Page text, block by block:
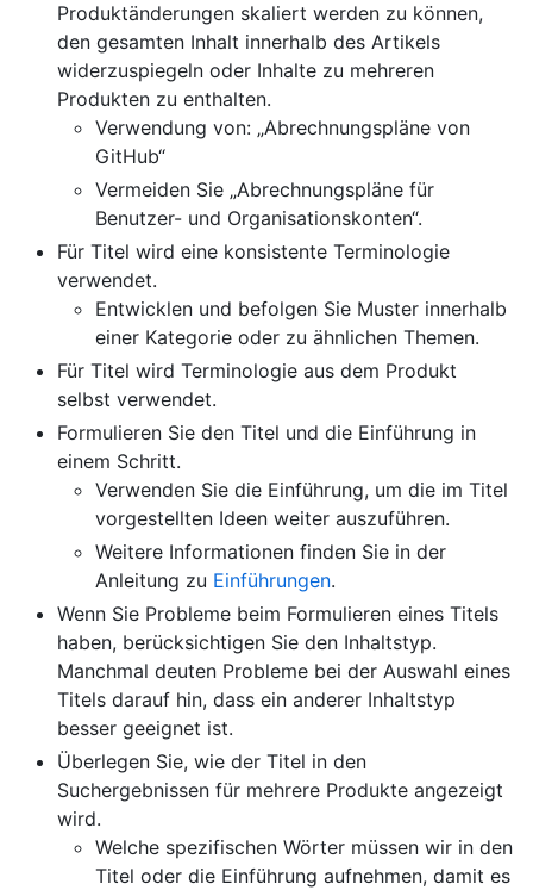
Produktänderungen skaliert werden zu können,
den gesamten Inhalt innerhalb des Artikels
widerzuspiegeln oder Inhalte zu mehreren
Produkten zu enthalten.
Verwendung von: „Abrechnungspläne von
GitHub“
Vermeiden Sie „Abrechnungspläne für
Benutzer- und Organisationskonten“.
Für Titel wird eine konsistente Terminologie
verwendet.
Entwicklen und befolgen Sie Muster innerhalb
einer Kategorie oder zu ähnlichen Themen.
Für Titel wird Terminologie aus dem Produkt
selbst verwendet.
Formulieren Sie den Titel und die Einführung in
einem Schritt.
Verwenden Sie die Einführung, um die im Titel
vorgestellten Ideen weiter auszuführen.
Weitere Informationen finden Sie in der
Anleitung zu Einführungen.
Wenn Sie Probleme beim Formulieren eines Titels
haben, berücksichtigen Sie den Inhaltstyp.
Manchmal deuten Probleme bei der Auswahl eines
Titels darauf hin, dass ein anderer Inhaltstyp
besser geeignet ist.
Überlegen Sie, wie der Titel in den
Suchergebnissen für mehrere Produkte angezeigt
wird.
Welche spezifischen Wörter müssen wir in den
Titel oder die Einführung aufnehmen, damit es